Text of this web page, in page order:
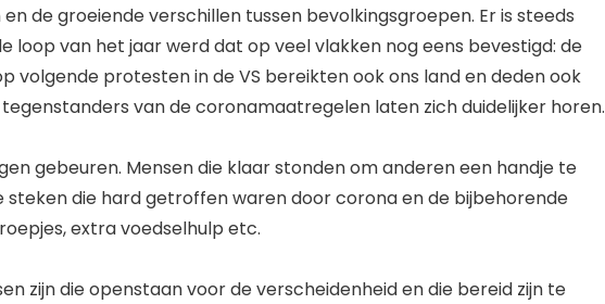
de groeiende verschillen tussen bevolkingsgroepen. Er is steeds
loop van het jaar werd dat op veel vlakken nog eens bevestigd: de
volgende protesten in de VS bereikten ook ons land en deden ook
van de coronamaatregelen laten zich duidelijker horen.
gebeuren. Mensen die klaar stonden om anderen een handje te
die hard getroffen waren door corona en de bijbehorende
extra voedselhulp etc.
zijn die openstaan voor de verscheidenheid en die bereid zijn te